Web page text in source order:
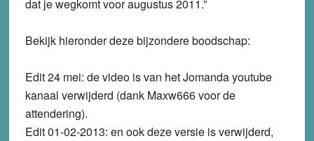
dat je wegkomt voor augustus 2011.”
Bekijk hieronder deze bijzondere boodschap:
Edit 24 mei: de video is van het Jomanda youtube
kanaal verwijderd (dank Maxw666 voor de
attendering).
Edit 01-02-2013: en ook deze versie is verwijderd,